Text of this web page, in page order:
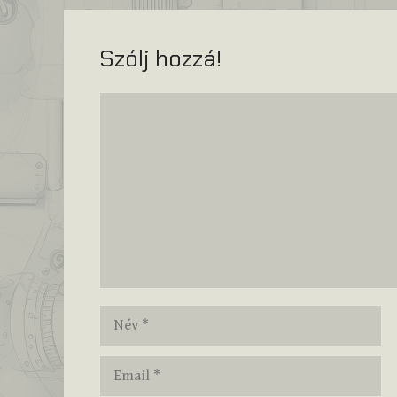
Szólj hozzá!